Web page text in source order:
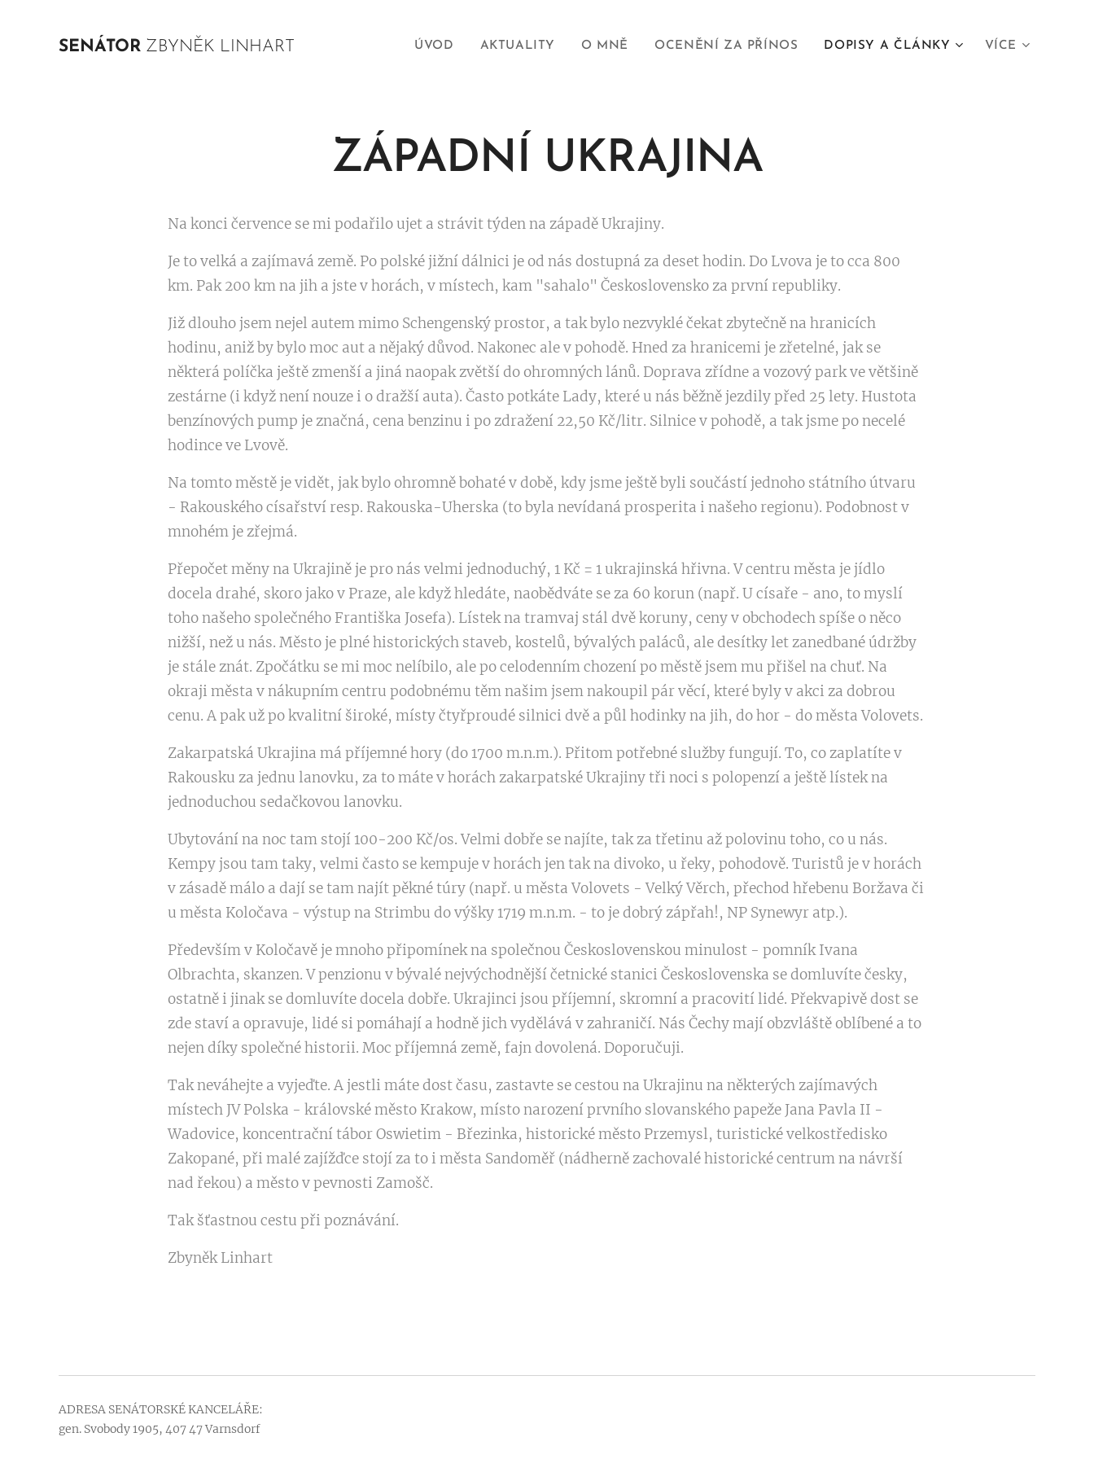
SENÁTOR ZBYNĚK LINHART ÚVOD AKTUALITY O MNĚ OCENĚNÍ ZA PŘÍNOS DOPISY A ČLÁNKY VÍCE
ZÁPADNÍ UKRAJINA
Na konci července se mi podařilo ujet a strávit týden na západě Ukrajiny.
Je to velká a zajímavá země. Po polské jižní dálnici je od nás dostupná za deset hodin. Do Lvova je to cca 800
km. Pak 200 km na jih a jste v horách, v místech, kam "sahalo" Československo za první republiky.
Již dlouho jsem nejel autem mimo Schengenský prostor, a tak bylo nezvyklé čekat zbytečně na hranicích
hodinu, aniž by bylo moc aut a nějaký důvod. Nakonec ale v pohodě. Hned za hranicemi je zřetelné, jak se
některá políčka ještě zmenší a jiná naopak zvětší do ohromných lánů. Doprava zřídne a vozový park ve většině
zestárne (i když není nouze i o dražší auta). Často potkáte Lady, které u nás běžně jezdily před 25 lety. Hustota
benzínových pump je značná, cena benzinu i po zdražení 22,50 Kč/litr. Silnice v pohodě, a tak jsme po necelé
hodince ve Lvově.
Na tomto městě je vidět, jak bylo ohromně bohaté v době, kdy jsme ještě byli součástí jednoho státního útvaru
- Rakouského císařství resp. Rakouska-Uherska (to byla nevídaná prosperita i našeho regionu). Podobnost v
mnohém je zřejmá.
Přepočet měny na Ukrajině je pro nás velmi jednoduchý, 1 Kč = 1 ukrajinská hřivna. V centru města je jídlo
docela drahé, skoro jako v Praze, ale když hledáte, naobědváte se za 60 korun (např. U císaře - ano, to myslí
toho našeho společného Františka Josefa). Lístek na tramvaj stál dvě koruny, ceny v obchodech spíše o něco
nižší, než u nás. Město je plné historických staveb, kostelů, bývalých paláců, ale desítky let zanedbané údržby
je stále znát. Zpočátku se mi moc nelíbilo, ale po celodenním chození po městě jsem mu přišel na chuť. Na
okraji města v nákupním centru podobnému těm našim jsem nakoupil pár věcí, které byly v akci za dobrou
cenu. A pak už po kvalitní široké, místy čtyřproudé silnici dvě a půl hodinky na jih, do hor - do města Volovets.
Zakarpatská Ukrajina má příjemné hory (do 1700 m.n.m.). Přitom potřebné služby fungují. To, co zaplatíte v
Rakousku za jednu lanovku, za to máte v horách zakarpatské Ukrajiny tři noci s polopenzí a ještě lístek na
jednoduchou sedačkovou lanovku.
Ubytování na noc tam stojí 100-200 Kč/os. Velmi dobře se najíte, tak za třetinu až polovinu toho, co u nás.
Kempy jsou tam taky, velmi často se kempuje v horách jen tak na divoko, u řeky, pohodově. Turistů je v horách
v zásadě málo a dají se tam najít pěkné túry (např. u města Volovets - Velký Věrch, přechod hřebenu Boržava či
u města Koločava - výstup na Strimbu do výšky 1719 m.n.m. - to je dobrý zápřah!, NP Synewyr atp.).
Především v Koločavě je mnoho připomínek na společnou Československou minulost - pomník Ivana
Olbrachta, skanzen. V penzionu v bývalé nejvýchodnější četnické stanici Československa se domluvíte česky,
ostatně i jinak se domluvíte docela dobře. Ukrajinci jsou příjemní, skromní a pracovití lidé. Překvapivě dost se
zde staví a opravuje, lidé si pomáhají a hodně jich vydělává v zahraničí. Nás Čechy mají obzvláště oblíbené a to
nejen díky společné historii. Moc příjemná země, fajn dovolená. Doporučuji.
Tak neváhejte a vyjeďte. A jestli máte dost času, zastavte se cestou na Ukrajinu na některých zajímavých
místech JV Polska - královské město Krakow, místo narození prvního slovanského papeže Jana Pavla II -
Wadovice, koncentrační tábor Oswietim - Březinka, historické město Przemysl, turistické velkostředisko
Zakopané, při malé zajížďce stojí za to i města Sandoměř (nádherně zachovalé historické centrum na návrší
nad řekou) a město v pevnosti Zamošč.
Tak šťastnou cestu při poznávání.
Zbyněk Linhart
ADRESA SENÁTORSKÉ KANCELÁŘE:
gen. Svobody 1905, 407 47 Varnsdorf